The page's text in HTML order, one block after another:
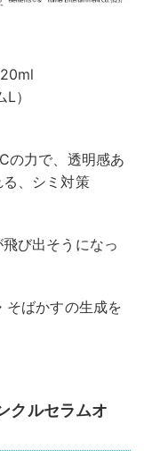
）
の力で、透明感あ
、シミ対策
び出そうになっ
そばかすの生成を
クルセラムオ